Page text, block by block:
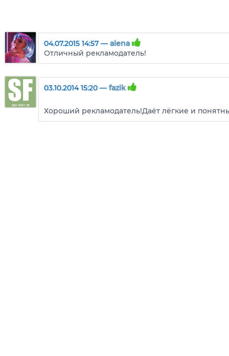
04.07.2015 14:57 — alena
Отличный рекламодатель!
03.10.2014 15:20 — fazik
Хороший рекламодатель!Даёт лёгкие и